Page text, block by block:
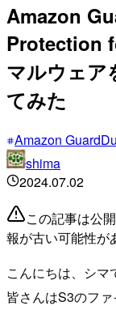
Amazon
Protection
マルウェア
てみた
Amazon
shima
2024.07.02
この記事は公
報が古い可能性が
こんにちは、シマ
皆さんはS3のフ